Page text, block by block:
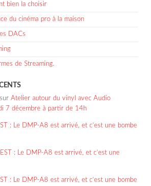
bien la choisir
du cinéma pro à la maison
DACs
de Streaming.
sur Atelier autour du vinyl avec Audio
7 décembre à partir de 14h
: Le DMP-A8 est arrivé, et c’est une bombe
: Le DMP-A8 est arrivé, et c’est une
: Le DMP-A8 est arrivé, et c’est une bombe